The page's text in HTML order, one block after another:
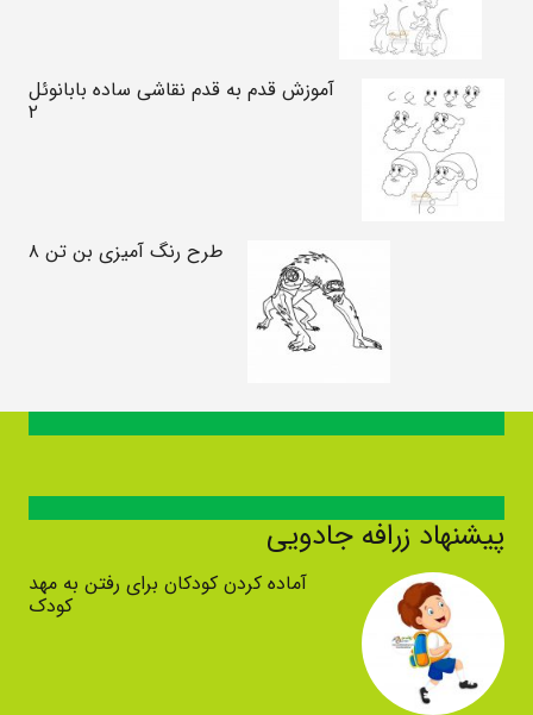
آموزش قدم به قدم نقاشی ساده بابانوئل
۲
طرح رنگ آمیزی بن تن ۸
پیشنهاد زرافه جادویی
آماده کردن کودکان برای رفتن به مهد
کودک